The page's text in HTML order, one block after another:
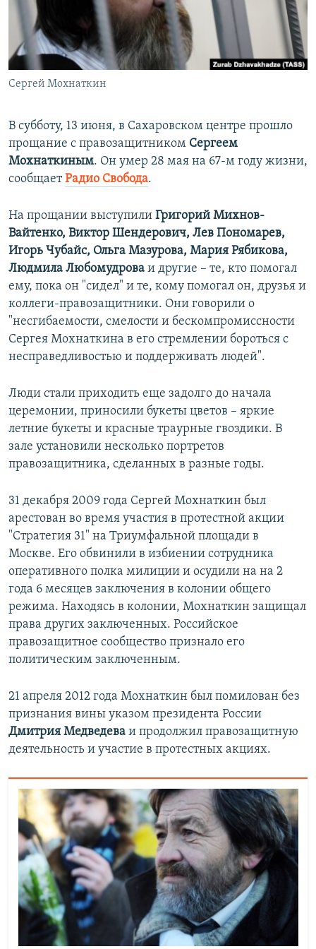
ПОБЕДИТЕЛЕЙ НЕ СУДЯТ?
КРЫМ.НЕПОКОРЕННЫЙ
УКРАИНСКАЯ ПРОБЛЕМА КРЫМА
ПРИСОЕДИНЯЙТЕСЬ!
Сергей Мохнаткин
В субботу, 13 июня, в Сахаровском центре прошло
прощание с правозащитником Сергеем
Мохнаткиным. Он умер 28 мая на 67-м году жизни,
сообщаетРадио Свобода.
На прощании выступили Григорий Михнов-
Вайтенко, Виктор Шендерович, Лев Пономарев,
Игорь Чубайс, Ольга Мазурова, Мария Рябикова,
Людмила Любомудрова и другие – те, кто помогал
ему, пока он "сидел" и те, кому помогал он, друзья и
коллеги-правозащитники. Они говорили о
"несгибаемости, смелости и бескомпромиссности
Сергея Мохнаткина в его стремлении бороться с
несправедливостью и поддерживать людей".
Люди стали приходить еще задолго до начала
церемонии, приносили букеты цветов – яркие
летние букеты и красные траурные гвоздики. В
зале установили несколько портретов
правозащитника, сделанных в разные годы.
31 декабря 2009 года Сергей Мохнаткин был
арестован во время участия в протестной акции
"Стратегия 31" на Триумфальной площади в
Москве. Его обвинили в избиении сотрудника
оперативного полка милиции и осудили на на 2
года 6 месяцев заключения в колонии общего
режима. Находясь в колонии, Мохнаткин защищал
права других заключенных. Российское
правозащитное сообщество признало его
политическим заключенным.
21 апреля 2012 года Мохнаткин был помилован без
признания вины указом президента России
Дмитрия Медведева и продолжил правозащитную
деятельность и участие в протестных акциях.